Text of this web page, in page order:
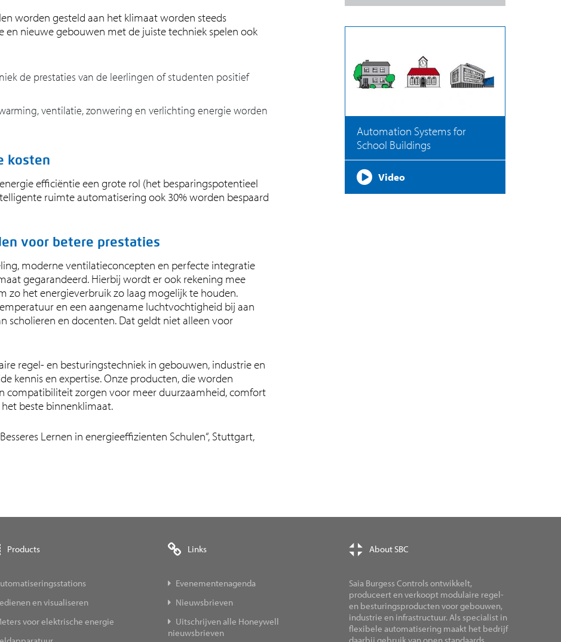
worden gesteld aan het klimaat worden steeds
en nieuwe gebouwen met de juiste techniek spelen ook
de prestaties van de leerlingen of studenten positief
ventilatie, zonwering en verlichting energie worden
kosten
efficiëntie een grote rol (het besparingspotentieel
ruimte automatisering ook 30% worden bespaard
voor betere prestaties
moderne ventilatieconcepten en perfecte integratie
gegarandeerd. Hierbij wordt er ook rekening mee
zo het energieverbruik zo laag mogelijk te houden.
en een aangename luchtvochtigheid bij aan
scholieren en docenten. Dat geldt niet alleen voor
regel- en besturingstechniek in gebouwen, industrie en
kennis en expertise. Onze producten, die worden
compatibiliteit zorgen voor meer duurzaamheid, comfort
beste binnenklimaat.
Lernen in energieeffizienten Schulen“, Stuttgart,
Automation Systems for
School Buildings
Video
Products
en visualiseren
voor elektrische energie
Links
Evenementenagenda
Nieuwsbrieven
Uitschrijven alle Honeywell
nieuwsbrieven
About SBC
Saia Burgess Controls ontwikkelt,
produceert en verkoopt modulaire regel-
en besturingsproducten voor gebouwen,
industrie en infrastructuur. Als specialist in
flexibele automatisering maakt het bedrijf
daarbij gebruik van open standaards.